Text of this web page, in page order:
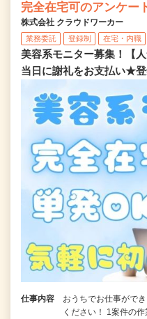
完全在宅可のアンケー
株式会社 クラウドワーカー
業務委託 登録制 在宅・内職
美容系モニター募集！【
当日に謝礼をお支払い★
仕事内容
おうちでお仕事がで
ください！ 1案件の